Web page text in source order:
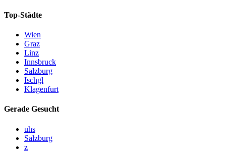
Top-Städte
Wien
Graz
Linz
Innsbruck
Salzburg
Ischgl
Klagenfurt
Gerade Gesucht
uhs
Salzburg
z